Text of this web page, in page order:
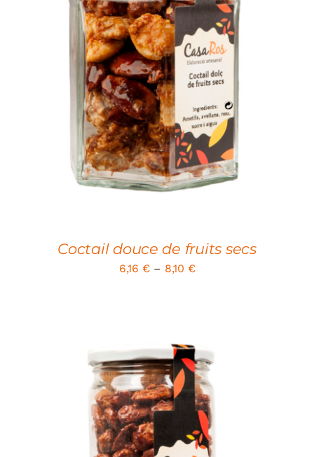
SELECT OPTIONS
/
Coctail douce de fruits secs
6,16 €– 8,10 €